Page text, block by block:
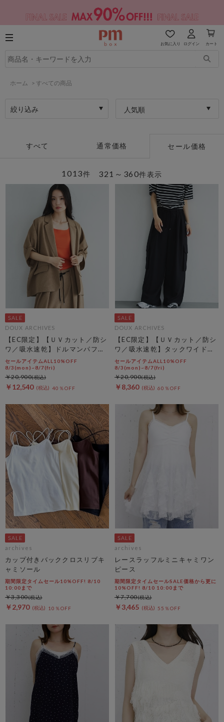
お気に入り ログイン カート
ホーム > すべての商品
絞り込み 人気順
すべて 通常価格 セール価格
321～360件表示
1013件
DOUX ARCHIVES
【EC限定】【ＵＶカット／防シ
ワ／吸水速乾】ドルマンパフジ
ャケット
セールアイテムALL10%OFF
8/3(mon)~8/7(fri)
￥12,540 40％OFF
￥20,900
DOUX ARCHIVES
【EC限定】【ＵＶカット／防シ
ワ／吸水速乾】タックワイドカ
ーゴパンツ
セールアイテムALL10%OFF
8/3(mon)~8/7(fri)
￥8,360 60％OFF
￥20,900
archives
カップ付きバッククロスリブキ
ャミソール
期間限定タイムセール10%OFF! 8/10
10:00まで
￥2,970 10％OFF
￥3,300
archives
レースラッフルミニキャミワン
ピース
期間限定タイムセールSALE価格から更に
10%OFF! 8/10 10:00まで
￥3,465 55％OFF
￥7,700